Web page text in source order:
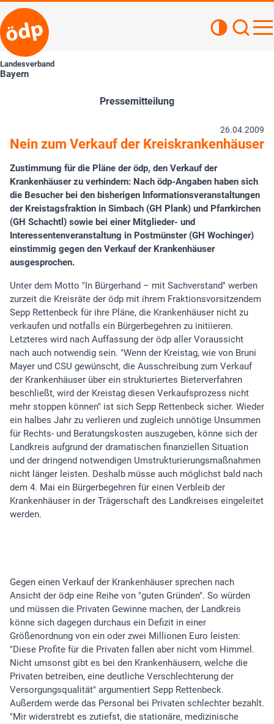
Landesverband
Bayern
Pressemitteilung
26.04.2009
Nein zum Verkauf der Kreiskrankenhäuser
Zustimmung für die Pläne der ödp, den Verkauf der
Krankenhäuser zu verhindern: Nach ödp-Angaben haben sich
die Besucher bei den bisherigen Informationsveranstaltungen
der Kreistagsfraktion in Simbach (GH Plank) und Pfarrkirchen
(GH Schachtl) sowie bei einer Mitglieder- und
Interessentenveranstaltung in Postmünster (GH Wochinger)
einstimmig gegen den Verkauf der Krankenhäuser
ausgesprochen.
Unter dem Motto "In Bürgerhand – mit Sachverstand" werben
zurzeit die Kreisräte der ödp mit ihrem Fraktionsvorsitzendem
Sepp Rettenbeck für ihre Pläne, die Krankenhäuser nicht zu
verkaufen und notfalls ein Bürgerbegehren zu initiieren.
Letzteres wird nach Auffassung der ödp aller Voraussicht
nach auch notwendig sein. "Wenn der Kreistag, wie von Bruni
Mayer und CSU gewünscht, die Ausschreibung zum Verkauf
der Krankenhäuser über ein strukturiertes Bieterverfahren
beschließt, wird der Kreistag diesen Verkaufsprozess nicht
mehr stoppen können" ist sich Sepp Rettenbeck sicher. Wieder
ein halbes Jahr zu verlieren und zugleich unnötige Unsummen
für Rechts- und Beratungskosten auszugeben, könne sich der
Landkreis aufgrund der dramatischen finanziellen Situation
und der dringend notwendigen Umstrukturierungsmaßnahmen
nicht länger leisten. Deshalb müsse auch möglichst bald nach
dem 4. Mai ein Bürgerbegehren für einen Verbleib der
Krankenhäuser in der Trägerschaft des Landkreises eingeleitet
werden.
Gegen einen Verkauf der Krankenhäuser sprechen nach
Ansicht der ödp eine Reihe von "guten Gründen". So würden
und müssen die Privaten Gewinne machen, der Landkreis
könne sich dagegen durchaus ein Defizit in einer
Größenordnung von ein oder zwei Millionen Euro leisten:
"Diese Profite für die Privaten fallen aber nicht vom Himmel.
Nicht umsonst gibt es bei den Krankenhäusern, welche die
Privaten betreiben, eine deutliche Verschlechterung der
Versorgungsqualität" argumentiert Sepp Rettenbeck.
Außerdem werde das Personal bei Privaten schlechter bezahlt.
"Mir widerstrebt es zutiefst, die stationäre, medizinische